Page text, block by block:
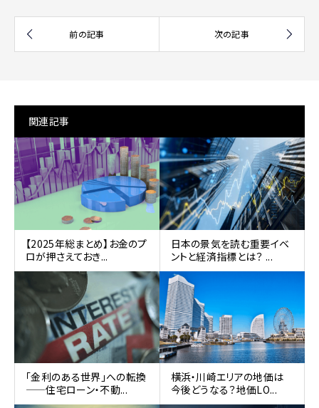
関連記事
【2025年総まとめ】お金のプ
ロが押さえておき...
日本の景気を読む重要イベ
ントと経済指標とは？ ...
「金利のある世界」への転換
——住宅ローン・不動...
横浜・川崎エリアの地価は
今後どうなる？地価LO...